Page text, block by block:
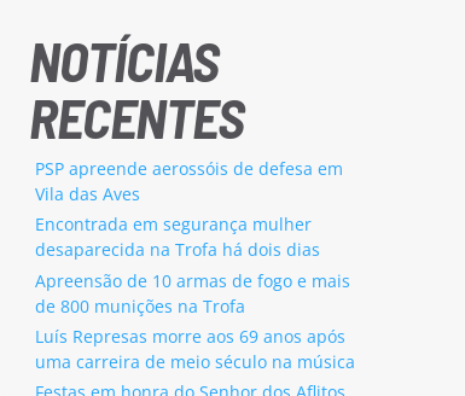
NOTÍCIAS
RECENTES
PSP apreende aerossóis de defesa em
Vila das Aves
Encontrada em segurança mulher
desaparecida na Trofa há dois dias
Apreensão de 10 armas de fogo e mais
de 800 munições na Trofa
Luís Represas morre aos 69 anos após
uma carreira de meio século na música